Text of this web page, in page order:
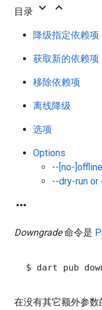
目录 keyboard_arrow_down keyboard_arrow_up
降级指定依赖项
获取新的依赖项
移除依赖项
离线降级
选项
Options
--[no-]offline
--dry-run or
more_horiz
Downgrade命令是
在没有其它额外参数